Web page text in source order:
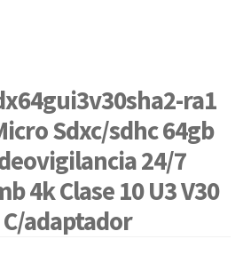
ra1
Sdxc/sdhc 64gb
24/7
4k Clase 10 U3 V30
C/adaptador